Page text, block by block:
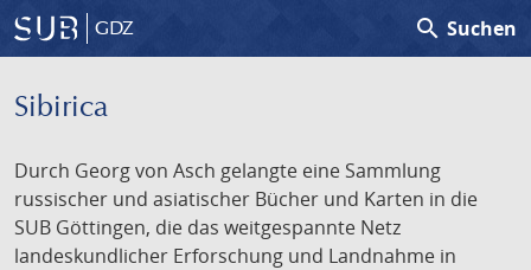
GDZ search Suchen
Sibirica
Durch Georg von Asch gelangte eine Sammlung
russischer und asiatischer Bücher und Karten in die
SUB Göttingen, die das weitgespannte Netz
landeskundlicher Erforschung und Landnahme in